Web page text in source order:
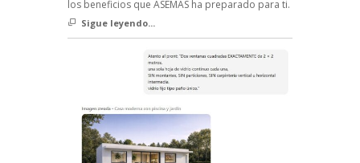
los beneficios que ASEMAS ha preparado para ti.
Sigue leyendo...